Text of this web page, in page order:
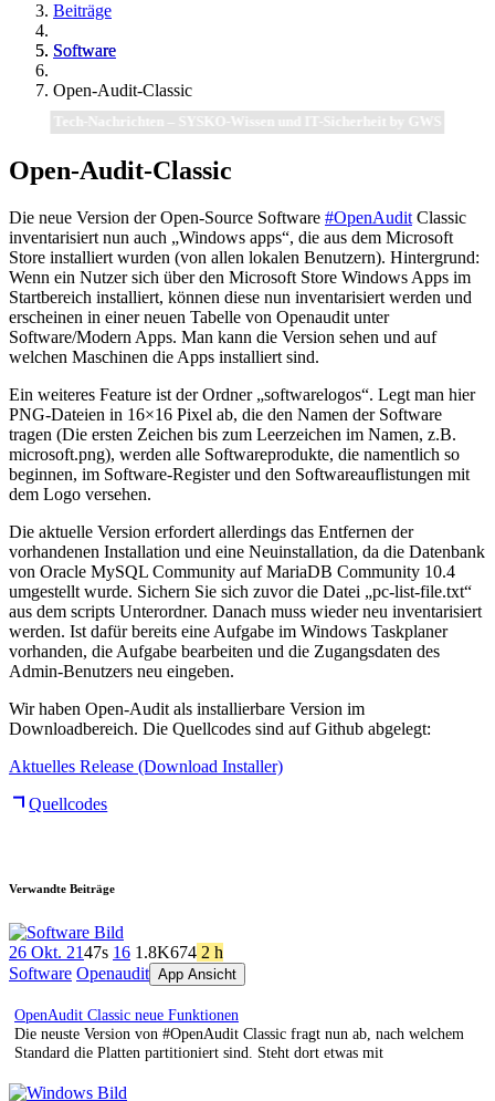
Beiträge
Software
Open-Audit-Classic
Tech-Nachrichten – SYSKO-Wissen und IT-Sicherheit by GWS
Open-Audit-Classic
Die neue Version der Open-Source Software #OpenAudit Classic
inventarisiert nun auch „Windows apps“, die aus dem Microsoft
Store installiert wurden (von allen lokalen Benutzern). Hintergrund:
Wenn ein Nutzer sich über den Microsoft Store Windows Apps im
Startbereich installiert, können diese nun inventarisiert werden und
erscheinen in einer neuen Tabelle von Openaudit unter
Software/Modern Apps. Man kann die Version sehen und auf
welchen Maschinen die Apps installiert sind.
Ein weiteres Feature ist der Ordner „softwarelogos“. Legt man hier
PNG-Dateien in 16×16 Pixel ab, die den Namen der Software
tragen (Die ersten Zeichen bis zum Leerzeichen im Namen, z.B.
microsoft.png), werden alle Softwareprodukte, die namentlich so
beginnen, im Software-Register und den Softwareauflistungen mit
dem Logo versehen.
Die aktuelle Version erfordert allerdings das Entfernen der
vorhandenen Installation und eine Neuinstallation, da die Datenbank
von Oracle MySQL Community auf MariaDB Community 10.4
umgestellt wurde. Sichern Sie sich zuvor die Datei „pc-list-file.txt“
aus dem scripts Unterordner. Danach muss wieder neu inventarisiert
werden. Ist dafür bereits eine Aufgabe im Windows Taskplaner
vorhanden, die Aufgabe bearbeiten und die Zugangsdaten des
Admin-Benutzers neu eingeben.
Wir haben Open-Audit als installierbare Version im
Downloadbereich. Die Quellcodes sind auf Github abgelegt:
Aktuelles Release (Download Installer)
Quellcodes
Verwandte Beiträge
26 Okt. 2147s 16 1.8K674 2 h
Software Openaudit App Ansicht
OpenAudit Classic neue Funktionen
Die neuste Version von #OpenAudit Classic fragt nun ab, nach welchem
Standard die Platten partitioniert sind. Steht dort etwas mit